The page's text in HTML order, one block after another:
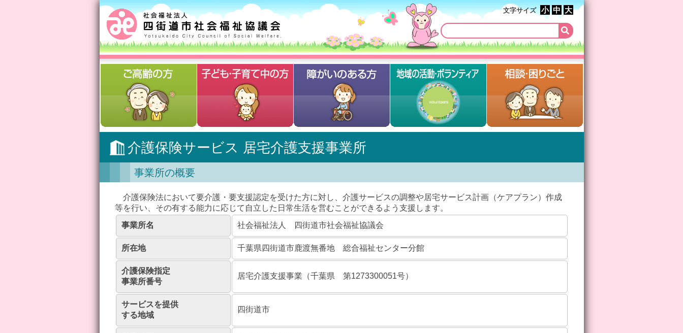
文字サイズ小 中 大
介護保険サービス 居宅介護支援事業所
事業所の概要
介護保険法において要介護・要支援認定を受けた方に対し、介護サービスの調整や居宅サービス計画（ケアプラン）作成
等を行い、その有する能力に応じて自立した日常生活を営むことができるよう支援します。
事業所名
社会福祉法人 四街道市社会福祉協議会
所在地 千葉県四街道市鹿渡無番地 総合福祉センター分館
介護保険指定
事業所番号
居宅介護支援事業（千葉県 第1273300051号）
サービスを提供
する地域
四街道市